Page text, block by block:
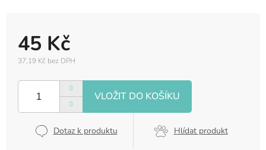
45 Kč
37,19 Kč bez DPH
cena:
Dotaz k produktu Hlídat produkt